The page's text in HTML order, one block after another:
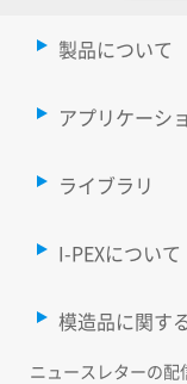
製品について
アプリケーシ
ライブラリ
I-PEXについて
模造品に関す
ニュースレターの配